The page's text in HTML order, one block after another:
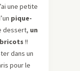
une petite
pique-
dessert, un
!!
dans un
pour le